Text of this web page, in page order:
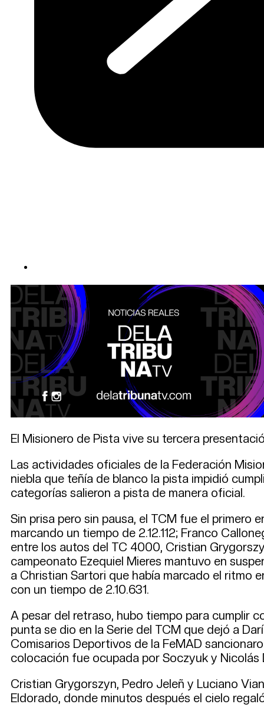
El Misionero de Pista vive su tercera
Las actividades oficiales de la Federación
niebla que teñía de blanco la pista impidió
categorías salieron a pista de manera oficial.
Sin prisa pero sin pausa, el TCM fue el primero
marcando un tiempo de 2.12.112; Franco
entre los autos del TC 4000, Cristian
campeonato Ezequiel Mieres mantuvo en
a Christian Sartori que había marcado el ritmo
con un tiempo de 2.10.631.
A pesar del retraso, hubo tiempo para cumplir
punta se dio en la Serie del TCM que dejó a
Comisarios Deportivos de la FeMAD
colocación fue ocupada por Soczyuk y Nicolás
Cristian Grygorszyn, Pedro Jeleñ y Luciano
Eldorado, donde minutos después el cielo